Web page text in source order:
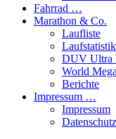
Fahrrad …
Marathon & Co.
Laufliste
DUV Ultra
World
Berichte
Impressum …
Impressum